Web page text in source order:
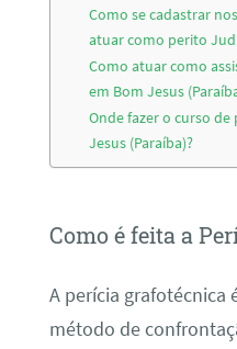
Como se cadastrar
atuar como perito
Como atuar como
em Bom Jesus
Onde fazer o curso
Jesus (Paraíba)?
Como é feita a
A perícia grafotécnica
método de